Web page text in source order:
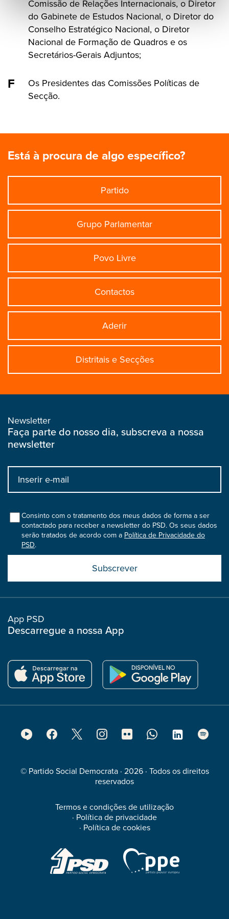
Comissão de Relações Internacionais, o Diretor
do Gabinete de Estudos Nacional, o Diretor do
Conselho Estratégico Nacional, o Diretor
Nacional de Formação de Quadros e os
Secretários-Gerais Adjuntos;
Os Presidentes das Comissões Políticas de
Secção.
Está à procura de algo específico?
Partido
Grupo Parlamentar
Povo Livre
Contactos
Aderir
Distritais e Secções
Newsletter
Faça parte do nosso dia, subscreva a nossa
newsletter
Input
bootstrap
colConsinto com o tratamento dos meus dados de forma a ser
contactado para receber a newsletter do PSD. Os seus dados
serão tratados de acordo com a Política de Privacidade do
PSD.
boostrap
col
App PSD
Descarregue a nossa App
© Partido Social Democrata · 2026 · Todos os direitos
reservados
Termos e condições de utilização
· Política de privacidade
· Política de cookies
Footer
Media